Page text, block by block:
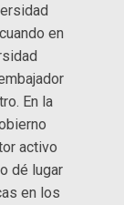
en
En la
activo
dé lugar
en los